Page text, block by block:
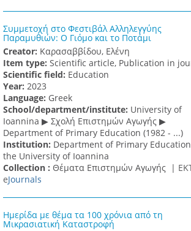
Συμμετοχή στο Φεστιβάλ Αλληλεγγύης
Παραμυθιών: Ο Γιόμο και το Ποτάμι
Creator: Καρασαββίδου, Ελένη
Item type: Scientific article, Publication in
Scientific field: Education
Υear: 2023
Language: Greek
School/department/institute: University of
Ioannina ▶ Σχολή Επιστημών Αγωγής ▶
Department of Primary Education (1982 - ...)
Institution: Department of Primary
the University of Ioannina
Collection : Θέματα Επιστημών Αγωγής |
eJournals
Ημερίδα με θέμα τα 100 χρόνια από τη
Μικρασιατική Καταστροφή